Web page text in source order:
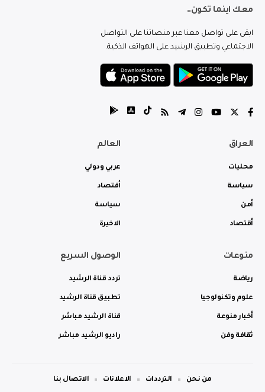
معك اينما تكون..
ابقى على تواصل معنا عبر منصاتنا على التواصل
الاجتماعي وتطبيق الرشيد على الهواتف الذكية.
العراق
محليات
سياسة
أمن
أقتصاد
العالم
عربي ودولي
أقتصاد
سياسة
الاخيرة
منوعات
رياضة
علوم وتكنولوجيا
أخبار منوعة
ثقافة وفن
الوصول السريع
تردد قناة الرشيد
تطبيق قناة الرشيد
قناة الرشيد مباشر
راديو الرشيد مباشر
من نحن الترددات الاعلانات الاتصال بنا